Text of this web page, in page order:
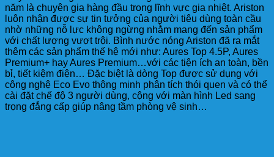
năm là chuyên gia hàng đầu trong lĩnh vực gia nhiệt. Ariston
luôn nhận được sự tin tưởng của người tiêu dùng toàn cầu
nhờ những nỗ lực không ngừng nhằm mang đến sản phẩm
với chất lượng vượt trội. Bình nước nóng Ariston đã ra mắt
thêm các sản phẩm thế hệ mới như: Aures Top 4.5P, Aures
Premium+ hay Aures Premium…với các tiện ích an toàn, bền
bỉ, tiết kiệm điện… Đặc biệt là dòng Top được sử dụng với
công nghệ Eco Evo thông minh phân tích thói quen và có thể
cài đặt chế độ 3 người dùng, cộng với màn hình Led sang
trọng đẳng cấp giúp nâng tầm phòng vệ sinh…